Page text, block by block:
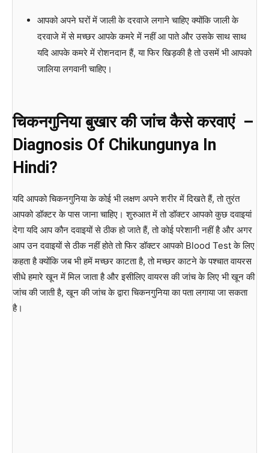
आपको अपने घरों में जाली के दरवाजे लगाने चाहिए क्योंकि जाली के
दरवाजे में से मच्छर आपके कमरे में नहीं आ पाते और उसके साथ साथ
यदि आपके कमरे में रोशनदान हैं, या फिर खिड़की है तो उसमें भी आपको
जालिया लगवानी चाहिए।
चिकनगुनिया बुखार की जांच कैसे करवाएं–
Diagnosis Of Chikungunya In
Hindi?
यदि आपको चिकनगुनिया के कोई भी लक्षण अपने शरीर में दिखते हैं, तो तुरंत
आपको डॉक्टर के पास जाना चाहिए। शुरुआत में तो डॉक्टर आपको कुछ दवाइयां
देगा यदि आप कौन दवाइयों से ठीक हो जाते हैं, तो कोई परेशानी नहीं है और अगर
आप उन दवाइयों से ठीक नहीं होते तो फिर डॉक्टर आपको Blood Test के लिए
कहता है क्योंकि जब भी हमें मच्छर काटता है, तो मच्छर काटने के पश्चात वायरस
सीधे हमारे खून में मिल जाता है और इसीलिए वायरस की जांच के लिए भी खून की
जांच की जाती है, खून की जांच के द्वारा चिकनगुनिया का पता लगाया जा सकता
है।